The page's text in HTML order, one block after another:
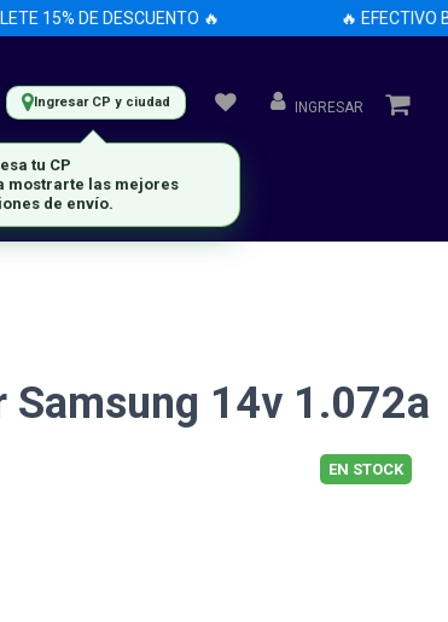
15% DE DESCUENTO 🔥 🔥 EFECTIVO
Ingresar CP y ciudad INGRESAR
Samsung 14v 1.072a
EN STOCK
tu CP
mostrarte las mejores
de envío.